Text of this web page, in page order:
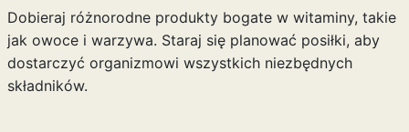
Dobieraj różnorodne produkty bogate w witaminy, takie
jak owoce i warzywa. Staraj się planować posiłki, aby
dostarczyć organizmowi wszystkich niezbędnych
składników.